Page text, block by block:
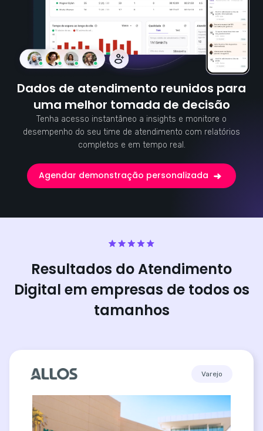
Dados de atendimento reunidos para
uma melhor tomada de decisão
Tenha acesso instantâneo a insights e monitore o
desempenho do seu time de atendimento com relatórios
completos e em tempo real.
Agendar demonstração personalizada
Resultados do Atendimento
Digital em empresas de todos os
tamanhos
Varejo